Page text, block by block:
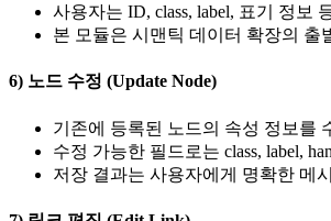
사용자는 ID, class, label, 표기 정보
본 모듈은 시맨틱 데이터 확장의 출
6) 노드 수정 (Update Node)
기존에 등록된 노드의 속성 정보를
수정 가능한 필드로는 class, label,
저장 결과는 사용자에게 명확한 메